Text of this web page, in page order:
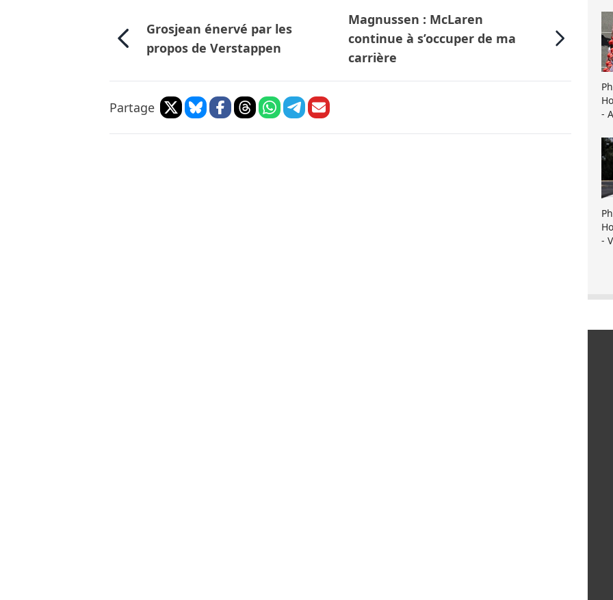
Grosjean énervé par les
propos de Verstappen
Magnussen : McLaren
continue à s’occuper de ma
carrière
Partage
-
-